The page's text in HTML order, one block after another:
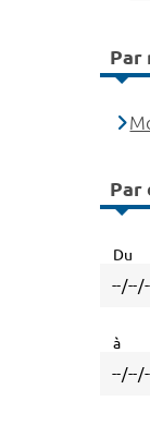
Par
Par
Du
à